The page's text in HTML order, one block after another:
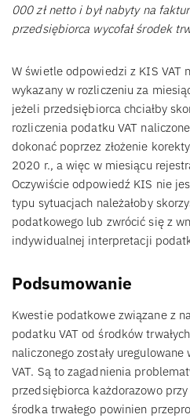
000 zł netto i był nabyty na
przedsiębiorca wycofał środek
W świetle odpowiedzi z KIS VAT
wykazany w rozliczeniu za
jeżeli przedsiębiorca chciałby
rozliczenia podatku VAT
dokonać poprzez złożenie
2020 r., a więc w miesiącu
Oczywiście odpowiedź KIS nie
typu sytuacjach należałoby
podatkowego lub zwrócić się z
indywidualnej interpretacji
Podsumowanie
Kwestie podatkowe związane z
podatku VAT od środków
naliczonego zostały
VAT. Są to zagadnienia
przedsiębiorca każdorazowo
środka trwałego powinien